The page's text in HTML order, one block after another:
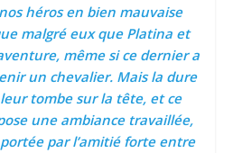
héros en bien mauvaise
malgré eux que Platina et
même si ce dernier a
un chevalier. Mais la dure
tombe sur la tête, et ce
une ambiance travaillée,
par l’amitié forte entre